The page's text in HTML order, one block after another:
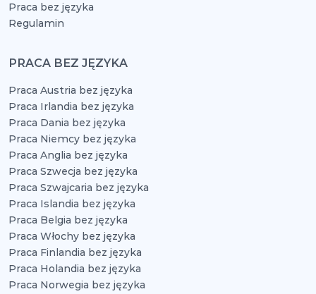
Praca bez języka
Regulamin
PRACA BEZ JĘZYKA
Praca Austria bez języka
Praca Irlandia bez języka
Praca Dania bez języka
Praca Niemcy bez języka
Praca Anglia bez języka
Praca Szwecja bez języka
Praca Szwajcaria bez języka
Praca Islandia bez języka
Praca Belgia bez języka
Praca Włochy bez języka
Praca Finlandia bez języka
Praca Holandia bez języka
Praca Norwegia bez języka